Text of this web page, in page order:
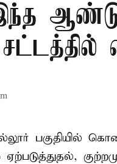
பகுதியில்